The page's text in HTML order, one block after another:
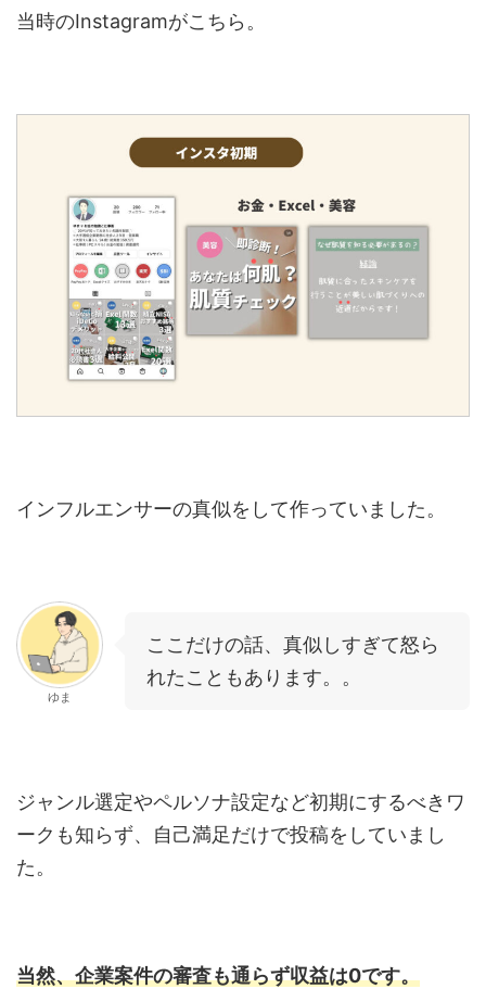
当時のInstagramがこちら。
インフルエンサーの真似をして作っていました。
ゆま
ここだけの話、真似しすぎて怒ら
れたこともあります。。
ジャンル選定やペルソナ設定など初期にするべきワ
ークも知らず、自己満足だけで投稿をしていまし
た。
当然、企業案件の審査も通らず収益は0です。